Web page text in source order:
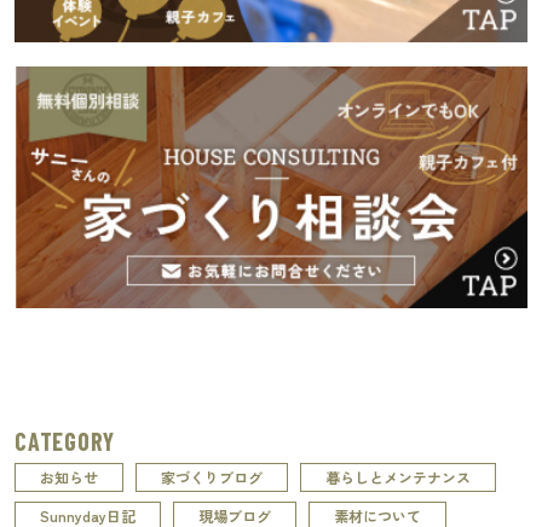
CATEGORY
お知らせ 家づくりブログ
暮らしとメンテナンス
Sunnyday日記
現場ブログ
素材について